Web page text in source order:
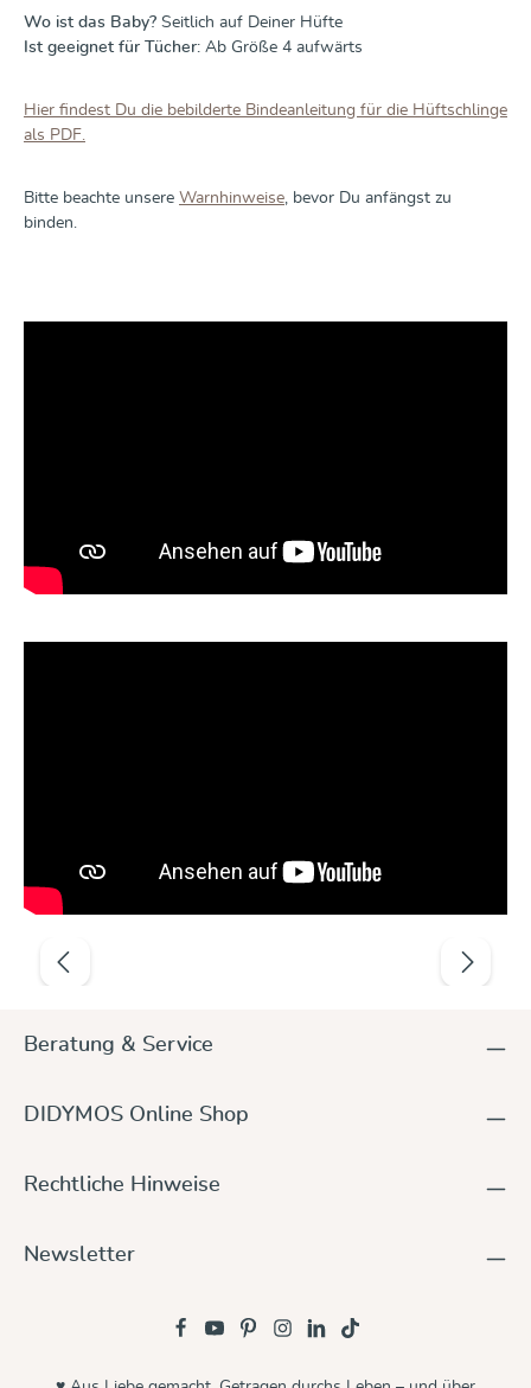
Wo ist das Baby? Seitlich auf Deiner Hüfte
Ist geeignet für Tücher: Ab Größe 4 aufwärts
Hier findest Du die bebilderte Bindeanleitung für die Hüftschlinge
als PDF.
Bitte beachte unsere Warnhinweise, bevor Du anfängst zu
binden.
Produktgalerie überspringen
Beratung & Service
DIDYMOS Online Shop
Rechtliche Hinweise
Newsletter